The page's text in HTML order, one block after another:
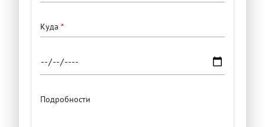
переезда
Куда
Подробности